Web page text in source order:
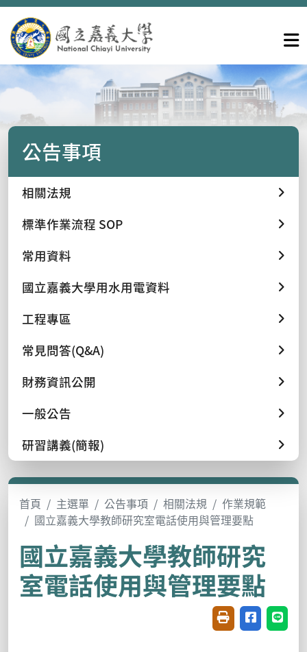
公告事項
相關法規
標準作業流程 SOP
常用資料
國立嘉義大學用水用電資料
工程專區
常見問答(Q&A)
財務資訊公開
一般公告
研習講義(簡報)
首頁 主選單 公告事項 相關法規
作業規範
國立嘉義大學教師研究室電話使用與管理要點
國立嘉義大學教師研究
室電話使用與管理要點
友善列印(開新視
分享至臉書
分享